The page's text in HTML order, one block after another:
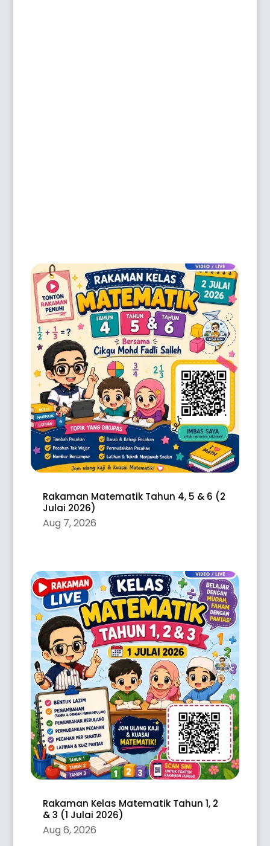
Rakaman Matematik Tahun 4, 5 & 6 (2
Julai 2026)
Aug 7, 2026
Rakaman Kelas Matematik Tahun 1, 2
& 3 (1 Julai 2026)
Aug 6, 2026